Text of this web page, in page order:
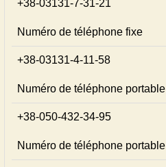
+38-03131-7-31-21
Numéro de téléphone fixe
+38-03131-4-11-58
Numéro de téléphone portable
+38-050-432-34-95
Numéro de téléphone portable